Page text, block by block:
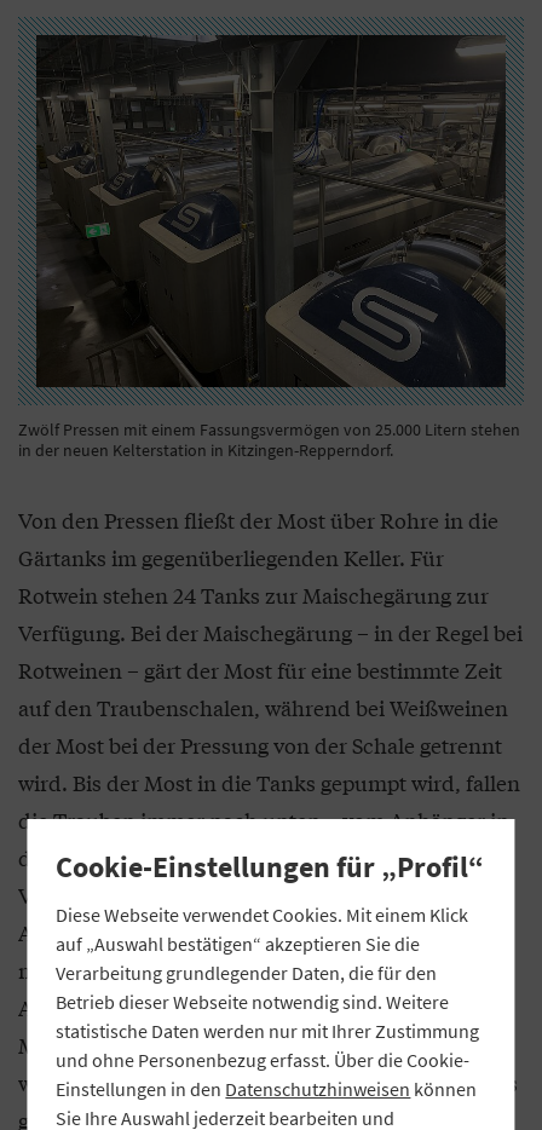
Zwölf Pressen mit einem Fassungsvermögen von 25.000 Litern stehen
in der neuen Kelterstation in Kitzingen-Repperndorf.
Von den Pressen fließt der Most über Rohre in die
Gärtanks im gegenüberliegenden Keller. Für
Rotwein stehen 24 Tanks zur Maischegärung zur
Verfügung. Bei der Maischegärung – in der Regel bei
Rotweinen – gärt der Most für eine bestimmte Zeit
auf den Traubenschalen, während bei Weißweinen
der Most bei der Pressung von der Schale getrennt
wird. Bis der Most in die Tanks gepumpt wird, fallen
die Trauben immer nach unten – vom Anhänger in
die Traubenannahme, von dort in den
Verfahrwagen und dann in die Presse. Das ist
Absicht, erklärt Troll. „Wir wollen die Trauben
möglichst schonend keltern. Durch die vertikale
Anordnung der Arbeitsschritte müssen wir keine
Maische oder Trauben pumpen. Dadurch würden
wir die Trauben einem hohen Druck aussetzen. Das
ginge am Ende auf Kosten der Qualität“, erklärt der
Cookie-Einstellungen für „Profil“
Diese Webseite verwendet Cookies. Mit einem Klick
auf „Auswahl bestätigen“ akzeptieren Sie die
Verarbeitung grundlegender Daten, die für den
Betrieb dieser Webseite notwendig sind. Weitere
statistische Daten werden nur mit Ihrer Zustimmung
und ohne Personenbezug erfasst. Über die Cookie-
Einstellungen in den Datenschutzhinweisen können
Sie Ihre Auswahl jederzeit bearbeiten und